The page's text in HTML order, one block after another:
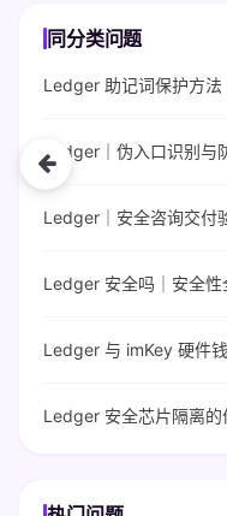
同分类问题
Ledger 助记词保护方
Ledger｜伪入口识别与
Ledger｜安全咨询交付
Ledger 安全吗｜安全性
Ledger 与 imKey 硬件
Ledger 安全芯片隔离的